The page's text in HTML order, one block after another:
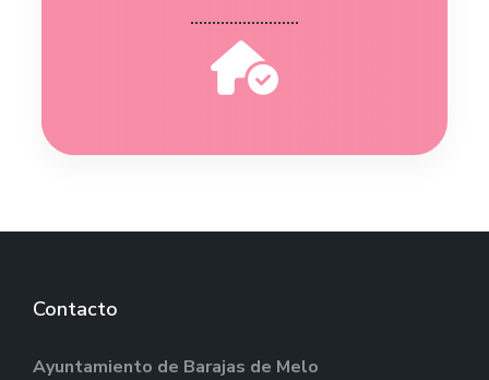
Contacto
Ayuntamiento de Barajas de Melo